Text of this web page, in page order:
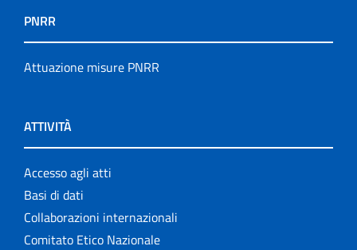
PNRR
Attuazione misure PNRR
ATTIVITÀ
Accesso agli atti
Basi di dati
Collaborazioni internazionali
Comitato Etico Nazionale